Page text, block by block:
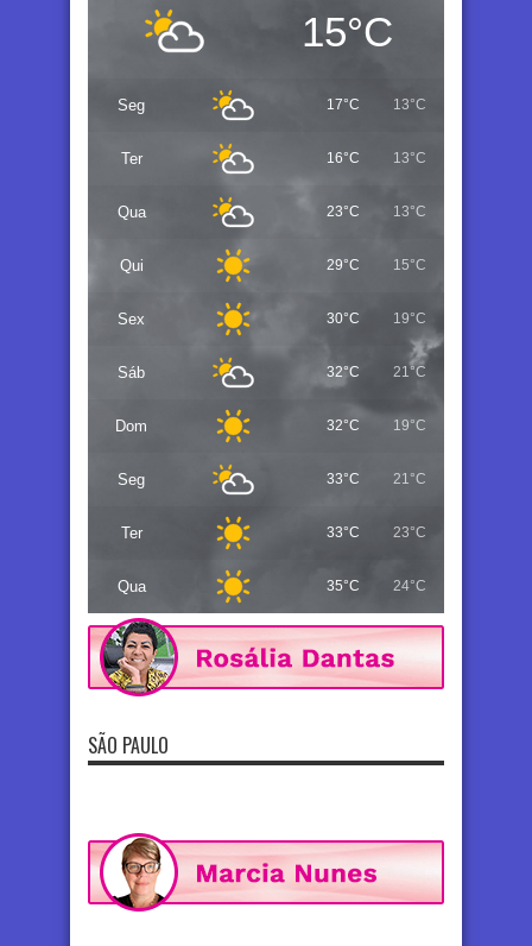
15°C
Seg 17°C 13°C
Ter 16°C 13°C
Qua 23°C 13°C
Qui 29°C 15°C
Sex 30°C 19°C
Sáb 32°C 21°C
Dom 32°C 19°C
Seg 33°C 21°C
Ter 33°C 23°C
Qua 35°C 24°C
SÃO PAULO